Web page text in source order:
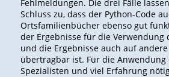
Fehlmeldungen. Die drei Fälle
Schluss zu, dass der Python-Code
Ortsfamilienbücher ebenso gut
der Ergebnisse für die Verwendung
und die Ergebnisse auch auf
übertragbar ist. Für die
Spezialisten und viel Erfahrung